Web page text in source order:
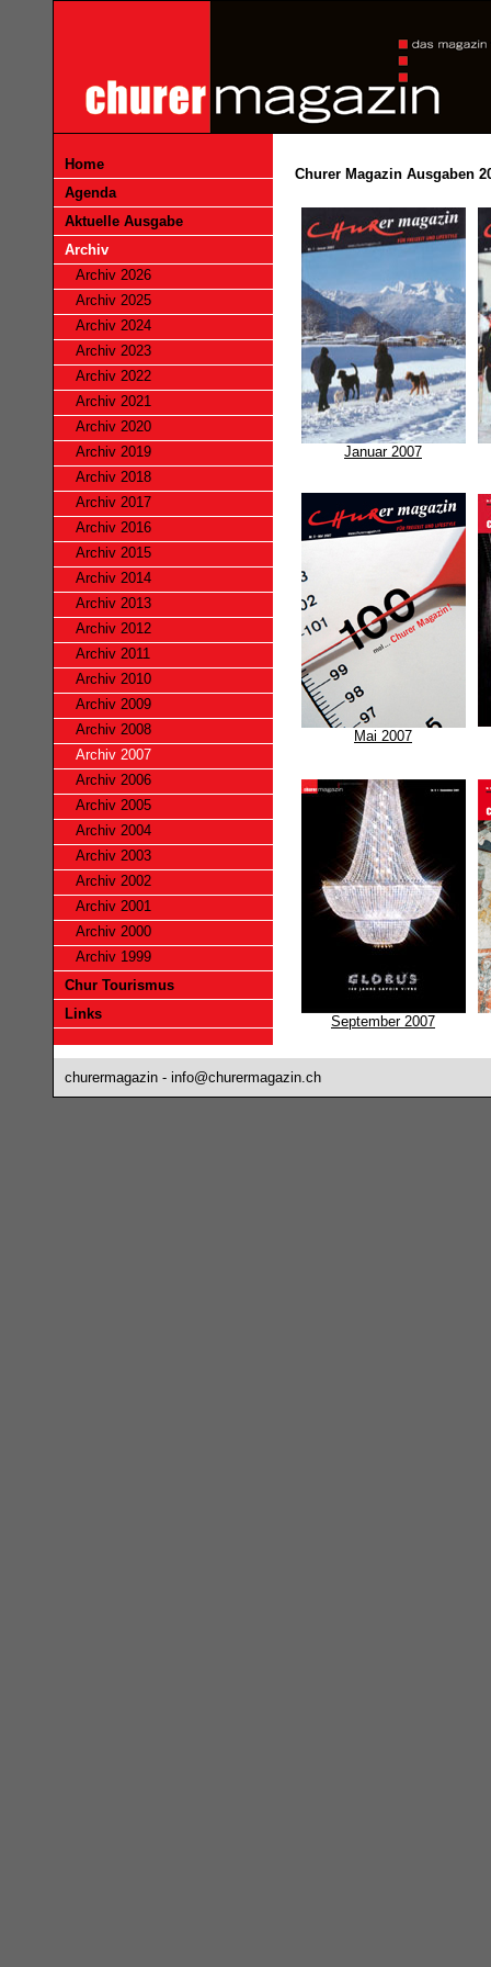
Home
Agenda
Aktuelle Ausgabe
Archiv
Archiv 2026
Archiv 2025
Archiv 2024
Archiv 2023
Archiv 2022
Archiv 2021
Archiv 2020
Archiv 2019
Archiv 2018
Archiv 2017
Archiv 2016
Archiv 2015
Archiv 2014
Archiv 2013
Archiv 2012
Archiv 2011
Archiv 2010
Archiv 2009
Archiv 2008
Archiv 2007
Archiv 2006
Archiv 2005
Archiv 2004
Archiv 2003
Archiv 2002
Archiv 2001
Archiv 2000
Archiv 1999
Chur Tourismus
Links
Churer Magazin Ausgaben
Januar 2007
Mai 2007
September 2007
churermagazin - info@churermagazin.ch